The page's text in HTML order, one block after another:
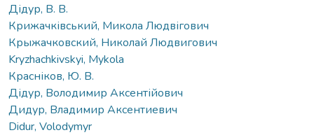
Дідур, В. В.
Крижачківський, Микола Людвігович
Крыжачковский, Николай Людвигович
Kryzhachkivskyi, Mykola
Красніков, Ю. В.
Дідур, Володимир Аксентійович
Дидур, Владимир Аксентиевич
Didur, Volodymyr